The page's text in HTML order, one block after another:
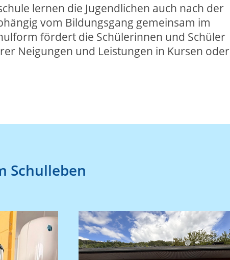
lernen die Jugendlichen auch nach der
vom Bildungsgang gemeinsam im
fördert die Schülerinnen und Schüler
Neigungen und Leistungen in Kursen oder
Schulleben